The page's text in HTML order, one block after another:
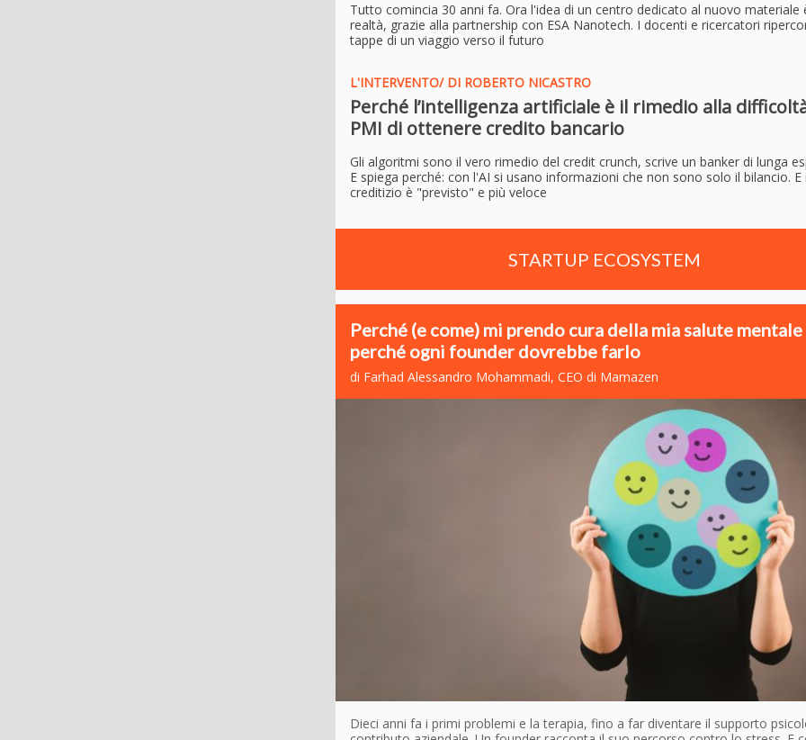
Tutto comincia 30 anni fa. Ora l'idea di un centro dedicato al nuovo materiale
realtà, grazie alla partnership con ESA Nanotech. I docenti e ricercatori
tappe di un viaggio verso il futuro
L'INTERVENTO/ DI ROBERTO NICASTRO
Perché l’intelligenza artificiale è il rimedio alla
PMI di ottenere credito bancario
Gli algoritmi sono il vero rimedio del credit crunch, scrive un banker di lunga
E spiega perché: con l'AI si usano informazioni che non sono solo il bilancio.
creditizio è "previsto" e più veloce
STARTUP ECOSYSTEM
Perché (e come) mi prendo cura della mia salute mentale
perché ogni founder dovrebbe farlo
di Farhad Alessandro Mohammadi, CEO di Mamazen
Dieci anni fa i primi problemi e la terapia, fino a far diventare il supporto